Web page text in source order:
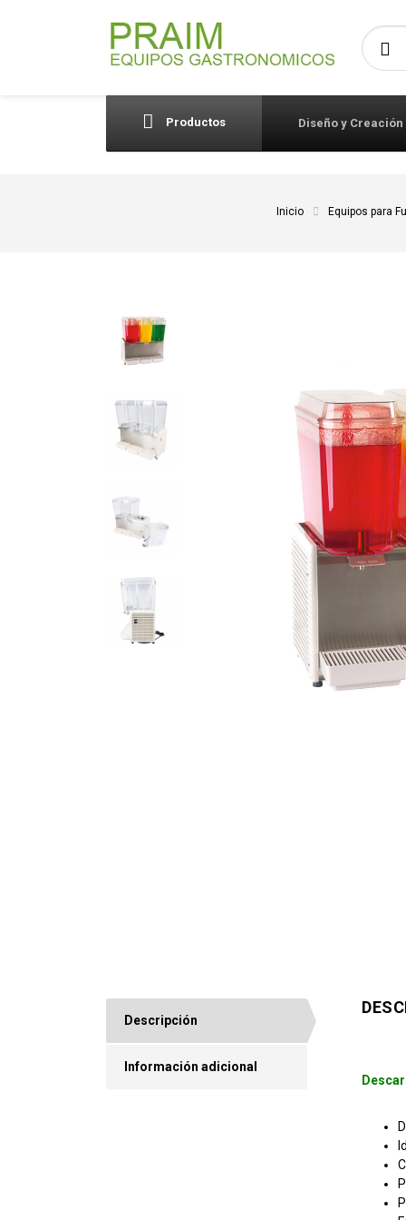
Productos Diseño y
Inicio Equipos para
Descripción
Información adicional